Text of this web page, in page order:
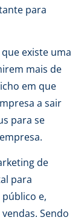
para
existe uma
mais de
em que
a sair
para se
de
para
e,
Sendo